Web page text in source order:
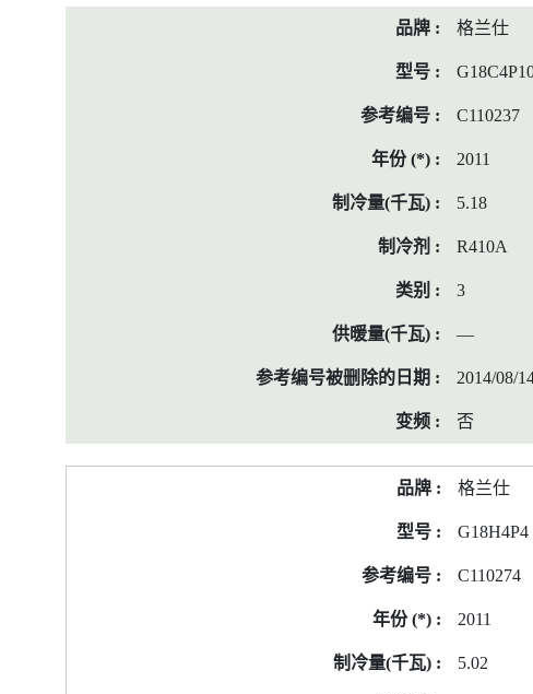
格兰仕
C110237
2011
5.18
R410A
3
—
2014/08/
否
格兰仕
G18H4P4
C110274
2011
5.02